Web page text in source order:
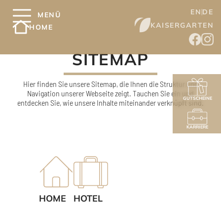
MENÜ
HOME
KAISERGARTEN
EN DE
GUTSCHEINE
KARRIERE
SITEMAP
Hier finden Sie unsere Sitemap, die Ihnen die Struktur und
Navigation unserer Webseite zeigt. Tauchen Sie ein und
entdecken Sie, wie unsere Inhalte miteinander verknüpft sind.
HOME HOTEL